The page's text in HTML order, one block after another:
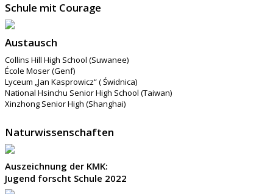
Schule mit Courage
Austausch
Collins Hill High School (Suwanee)
École Moser (Genf)
Lyceum „Jan Kasprowicz“ ( Świdnica)
National Hsinchu Senior High School (Taiwan)
Xinzhong Senior High (Shanghai)
Naturwissenschaften
Auszeichnung der KMK:
Jugend forscht Schule 2022